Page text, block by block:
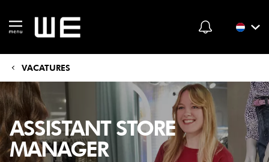
VACATURES
ASSISTANT STORE
MANAGER